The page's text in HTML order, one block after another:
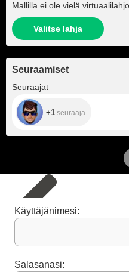
Mallilla ei ole vielä
Valitse lahja
Seuraamiset
Seuraajat+1
+1 seuraaja
Käyttäjänimesi:
Salasanasi: